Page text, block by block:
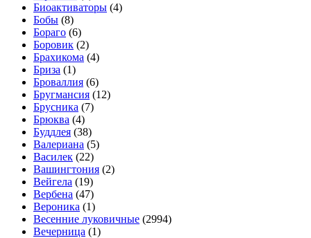
Биоактиваторы (4)
Бобы (8)
Бораго (6)
Боровик (2)
Брахикома (4)
Бриза (1)
Броваллия (6)
Бругмансия (12)
Брусника (7)
Брюква (4)
Буддлея (38)
Валериана (5)
Василек (22)
Вашингтония (2)
Вейгела (19)
Вербена (47)
Вероника (1)
Весенние луковичные (2994)
Вечерница (1)